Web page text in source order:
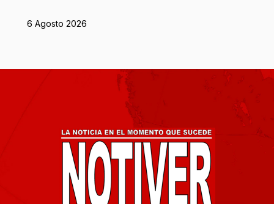
6 Agosto 2026